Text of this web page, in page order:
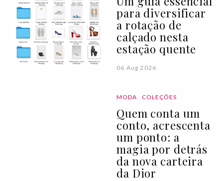
para diversificar
a rotação de
calçado nesta
estação quente
06 Aug 2026
MODA COLEÇÕES
Quem conta um
conto, acrescenta
um ponto: a
magia por detrás
da nova carteira
da Dior